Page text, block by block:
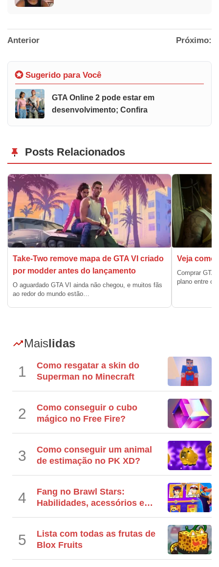
Anterior Próximo:
Sugerido para Você
GTA Online 2 pode estar em
desenvolvimento; Confira
Posts Relacionados
Take-Two remove mapa de GTA VI criado
por modder antes do lançamento
O aguardado GTA VI ainda não chegou, e muitos fãs
ao redor do mundo estão…
Veja como
Comprar GTA
plano entre
Maislidas
1
Como resgatar a skin do
Superman no Minecraft
2
Como conseguir o cubo
mágico no Free Fire?
3
Como conseguir um animal
de estimação no PK XD?
4
Fang no Brawl Stars:
Habilidades, acessórios e
5
Lista com todas as frutas de
Blox Fruits